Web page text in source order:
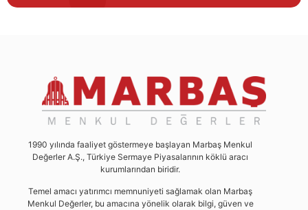
1990 yılında faaliyet göstermeye başlayan Marbaş Menkul
Değerler A.Ş., Türkiye Sermaye Piyasalarının köklü aracı
kurumlarından biridir.
Temel amacı yatırımcı memnuniyeti sağlamak olan Marbaş
Menkul Değerler, bu amacına yönelik olarak bilgi, güven ve